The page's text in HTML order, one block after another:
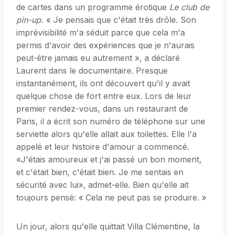
de cartes dans un programme érotique Le club de
pin-up. « Je pensais que c'était très drôle. Son
imprévisibilité m'a séduit parce que cela m'a
permis d'avoir des expériences que je n'aurais
peut-être jamais eu autrement », a déclaré
Laurent dans le documentaire. Presque
instantanément, ils ont découvert qu'il y avait
quelque chose de fort entre eux. Lors de leur
premier rendez-vous, dans un restaurant de
Paris, il a écrit son numéro de téléphone sur une
serviette alors qu'elle allait aux toilettes. Elle l'a
appelé et leur histoire d'amour a commencé.
«J'étais amoureux et j'ai passé un bon moment,
et c'était bien, c'était bien. Je me sentais en
sécurité avec lui», admet-elle. Bien qu'elle ait
toujours pensé: « Cela ne peut pas se produire. »
Un jour, alors qu'elle quittait Villa Clémentine, la